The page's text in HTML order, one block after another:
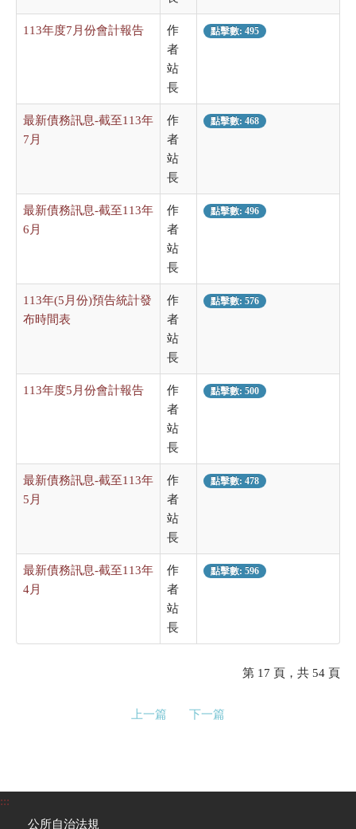
113年度7月份會計報告
作
者
站
長
點擊數: 495
最新債務訊息-截至113年
7月
作
者
站
長
點擊數: 468
最新債務訊息-截至113年
6月
作
者
站
長
點擊數: 496
113年(5月份)預告統計發
布時間表
作
者
站
長
點擊數: 576
113年度5月份會計報告
作
者
站
長
點擊數: 500
最新債務訊息-截至113年
5月
作
者
站
長
點擊數: 478
最新債務訊息-截至113年
4月
作
者
站
長
點擊數: 596
第 17 頁，共 54 頁
上一篇 下一篇
:::
公所自治法規